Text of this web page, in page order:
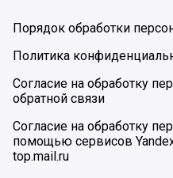
Порядок обработки
Политика
Согласие на обработку
обратной связи
Согласие на обработку
помощью сервисов
top.mail.ru